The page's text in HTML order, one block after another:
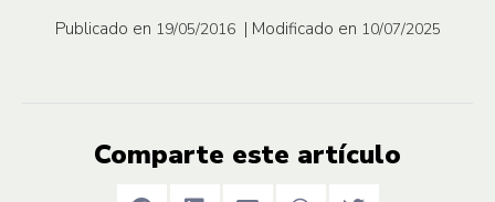
Publicado en 19/05/2016 | Modificado en 10/07/2025
Comparte este artículo